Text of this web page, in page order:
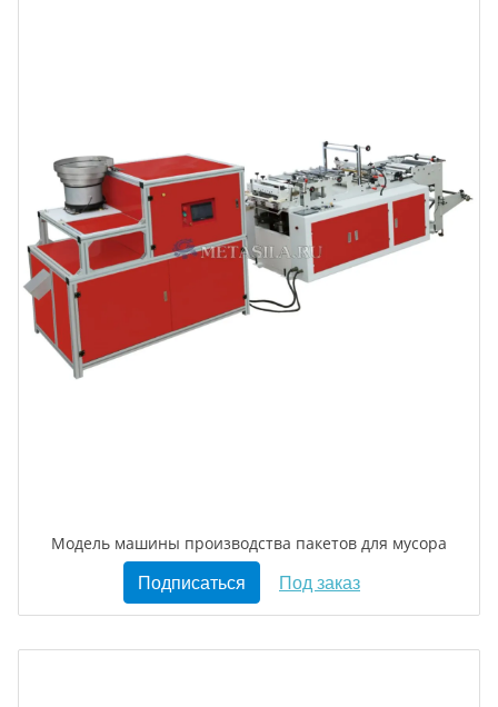
Модель машины производства пакетов для мусора
Подписаться Под заказ